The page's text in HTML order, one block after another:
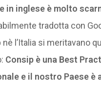
in inglese è molto
tradotta con
nè l’Italia si meritavano
Consip è una Best
e il nostro Paese è